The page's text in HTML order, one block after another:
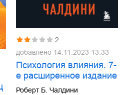
2
добавлено 14.11.2023 13:33
Психология влияния. 7-
е расширенное издание
Роберт Б. Чалдини